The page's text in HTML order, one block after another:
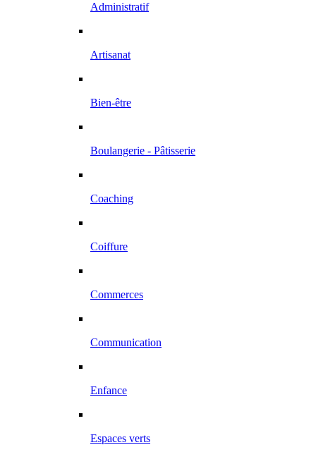
Administratif
Artisanat
Bien-être
Boulangerie - Pâtisserie
Coaching
Coiffure
Commerces
Communication
Enfance
Espaces verts